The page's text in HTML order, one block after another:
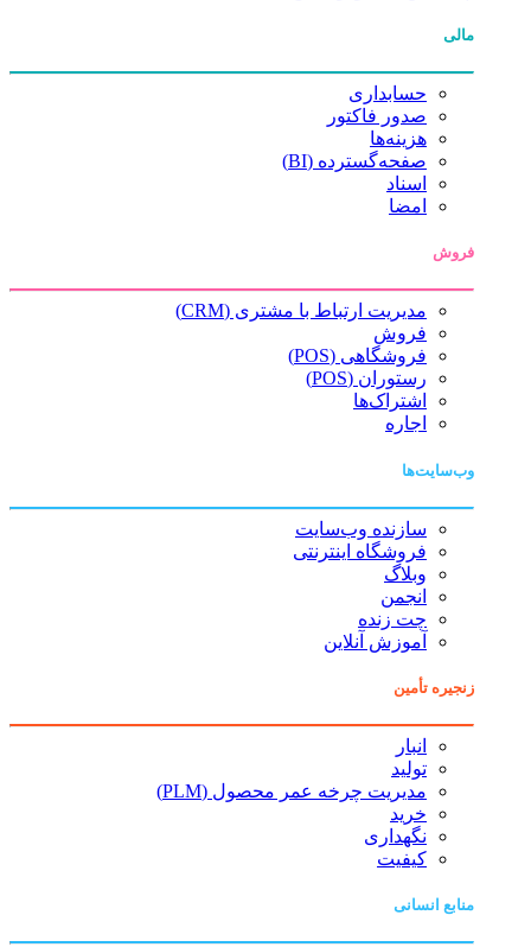
مالی
حسابداری
صدور فاکتور
هزینه‌ها
صفحه‌گسترده (BI)
اسناد
امضا
فروش
مدیریت ارتباط با مشتری (CRM)
فروش
فروشگاهی (POS)
رستوران (POS)
اشتراک‌ها
اجاره
وب‌سایت‌ها
سازنده وب‌سایت
فروشگاه اینترنتی
وبلاگ
انجمن
چت زنده
آموزش آنلاین
زنجیره تأمین
انبار
تولید
مدیریت چرخه عمر محصول (PLM)
خرید
نگهداری
کیفیت
منابع انسانی